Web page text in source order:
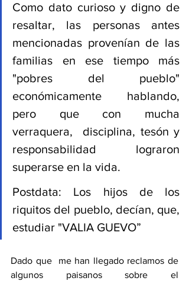
Como dato curioso y digno de
resaltar, las personas antes
mencionadas provenían de las
familias en ese tiempo más
"pobres del pueblo"
económicamente hablando,
pero que con mucha
verraquera,  disciplina, tesón y
responsabilidad lograron
superarse en la vida.
Postdata: Los hijos de los
riquitos del pueblo, decían, que,
estudiar "VALIA GUEVO”
Dado que  me han llegado reclamos de
algunos paisanos sobre el